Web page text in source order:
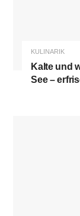
KULINARIK
Kalte und
See –